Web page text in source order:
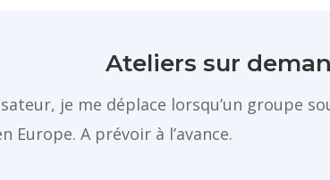
Ateliers sur
je me déplace lorsqu’un groupe
Europe. A prévoir à l’avance.